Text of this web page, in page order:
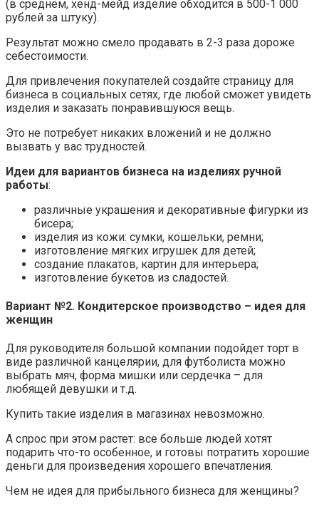
(в среднем, хенд-мейд изделие обходится в 500-1 000
рублей за штуку).
Результат можно смело продавать в 2-3 раза дороже
себестоимости.
Для привлечения покупателей создайте страницу для
бизнеса в социальных сетях, где любой сможет увидеть
изделия и заказать понравившуюся вещь.
Это не потребует никаких вложений и не должно
вызвать у вас трудностей.
Идеи для вариантов бизнеса на изделиях ручной
работы:
различные украшения и декоративные фигурки из
бисера;
изделия из кожи: сумки, кошельки, ремни;
изготовление мягких игрушек для детей;
создание плакатов, картин для интерьера;
изготовление букетов из сладостей.
Вариант №2. Кондитерское производство – идея для
женщин
Для руководителя большой компании подойдет торт в
виде различной канцелярии, для футболиста можно
выбрать мяч, форма мишки или сердечка – для
любящей девушки и т.д.
Купить такие изделия в магазинах невозможно.
А спрос при этом растет: все больше людей хотят
подарить что-то особенное, и готовы потратить хорошие
деньги для произведения хорошего впечатления.
Чем не идея для прибыльного бизнеса для женщины?